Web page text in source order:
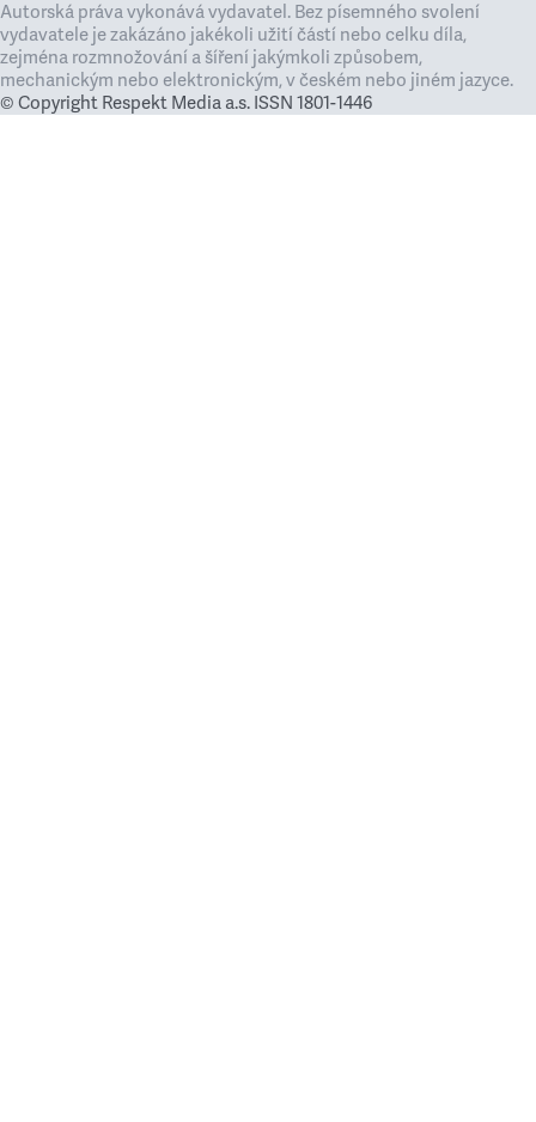
Autorská práva vykonává vydavatel. Bez písemného svolení
vydavatele je zakázáno jakékoli užití částí nebo celku díla,
zejména rozmnožování a šíření jakýmkoli způsobem,
mechanickým nebo elektronickým, v českém nebo jiném jazyce.
© Copyright Respekt Media a.s. ISSN 1801-1446